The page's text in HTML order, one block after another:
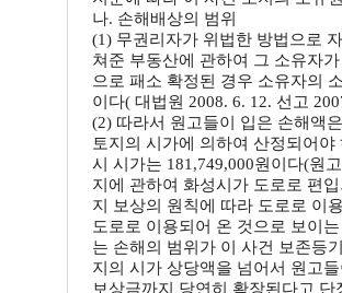
나. 손해배상의 범위
(1) 무권리자가 위법한 방법으로
쳐준 부동산에 관하여 그 소유자
으로 패소 확정된 경우 소유자의
이다( 대법원 2008. 6. 12. 선고
(2) 따라서 원고들이 입은 손해액
토지의 시가에 의하여 산정되어
시 시가는 181,749,000원이다(원
지에 관하여 화성시가 도로로 편
지 보상의 원칙에 따라 도로로 이
도로로 이용되어 온 것으로 보이
는 손해의 범위가 이 사건 보존등
지의 시가 상당액을 넘어서 원고
보상금까지 당연히 확장된다고